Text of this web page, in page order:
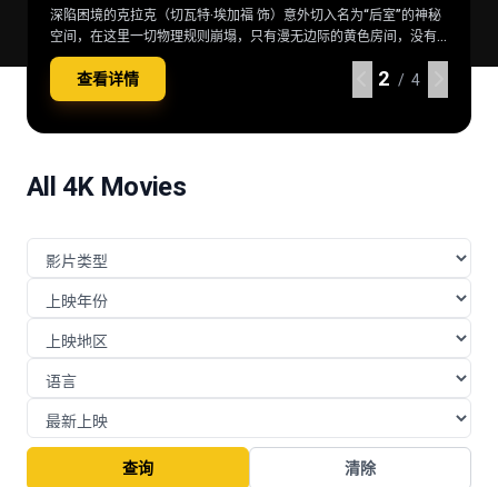
当一位冷酷无情、突如其来的劲敌突袭家园，卡拉·佐-艾尔（米莉·
阿尔柯克 饰）——也就是“超级少女”——不得不与一位意想不到的同
伴结盟，横跨星际，踏上一段交织复仇与正义的壮阔征途。
查看详情 2 / 4
深陷困境的克拉克（切瓦特·埃加福 饰）意外切入名为“后室”的神秘
空间，在这里一切物理规则崩塌，只有漫无边际的黄色房间，没有
终点也没有出路。心理医生玛丽（雷娜特·赖因斯夫 饰）为寻回克拉
克意外踏入此地，在这片异常空间中，随着心理防线的崩塌，未知
的恐惧与实体也在一步步向他们靠近
查看详情 2 / 4
东南亚某处，失语维修工王伟（谢苗 饰）因女儿雨晴（杨恩又 饰）
失踪觉醒猎杀本能。他联手寻妻记者纳文（林科灯 饰）组成生死同
盟，在连番血战中死斗黑暗组织打手大块头（黎唯 饰）与嗜血杀手
阿德（雅彦·鲁伊安 饰）一众人等。怒火遮眼，鲜血开路，从血肉翻
飞的街头混战。
查看详情 2 / 4
在秩序动荡的银河系，“最强奶爸”丁·贾伦（佩德罗·帕斯卡 饰）与
“银河系萌娃”古古这对非血缘父子并肩登场。冷峻坚毅的赏金猎人丁
·贾伦身披贝斯卡钢甲，凭悍勇战力屡屡从围堵中突围；看似弱小的
原力学徒古古，则总能在关键时刻爆发出惊人战力，为搭档化解危
机。他们一同执行关乎银河命运的绝密任务，直面远比以往更为凶
查看详情 2 / 4
All 4K Movies
查询 清除